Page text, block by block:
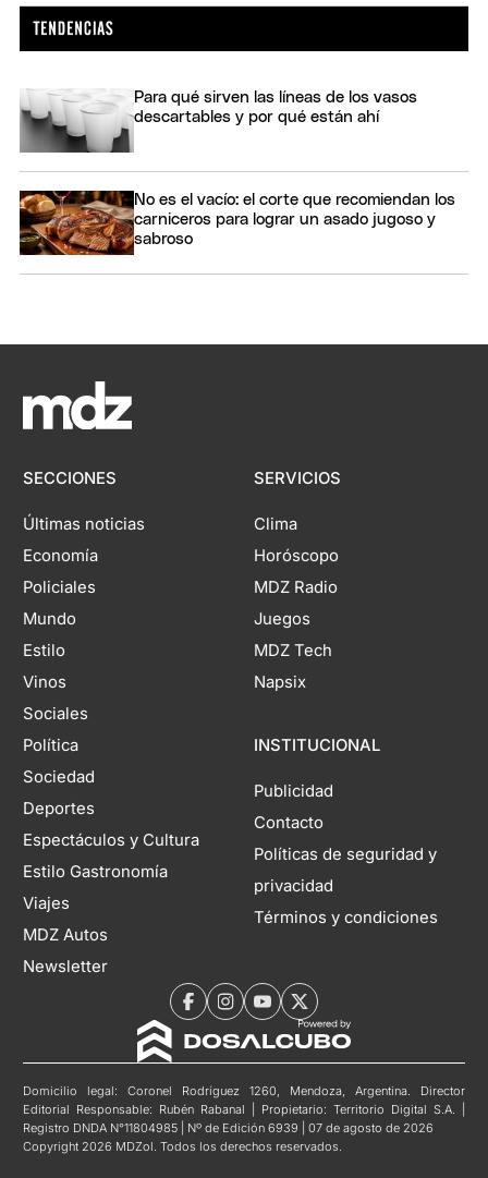
Para qué sirven las líneas de los vasos
descartables y por qué están ahí
No es el vacío: el corte que recomiendan los
carniceros para lograr un asado jugoso y
sabroso
SECCIONES
Últimas noticias
Economía
Policiales
Mundo
Estilo
Vinos
Sociales
Política
Sociedad
Deportes
Espectáculos y Cultura
Estilo Gastronomía
Viajes
MDZ Autos
Newsletter
SERVICIOS
Clima
Horóscopo
MDZ Radio
Juegos
MDZ Tech
Napsix
INSTITUCIONAL
Publicidad
Contacto
Políticas de seguridad y
privacidad
Términos y condiciones
Domicilio legal: Coronel Rodríguez 1260, Mendoza, Argentina. Director
Editorial Responsable: Rubén Rabanal | Propietario: Territorio Digital S.A. |
Registro DNDA N°11804985 | Nº de Edición 6939 | 07 de agosto de 2026
Copyright 2026 MDZol. Todos los derechos reservados.